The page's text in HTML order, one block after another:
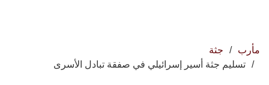
مأرب
جثة
تسليم جثة أسير إسرائيلي في صفقة تبادل الأسرى